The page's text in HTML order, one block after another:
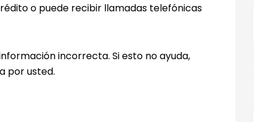
o puede recibir llamadas telefónicas
incorrecta. Si esto no ayuda,
por usted.